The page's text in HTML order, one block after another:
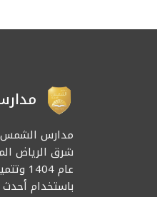
مدارس الشمس
شرق الرياض
عام
باستخدام